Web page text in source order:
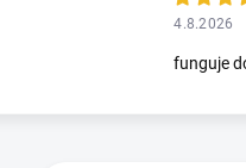
4.8.2026
funguje